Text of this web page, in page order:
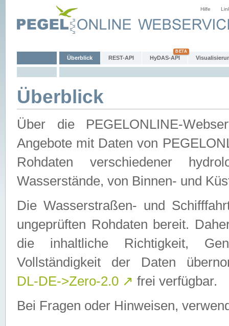
Hilfe
Überblick REST-API HyDAS-API
Überblick
Über die PEGELONLINE-
Angebote mit Daten von
Rohdaten verschiedener
Wasserstände, von Binnen- und
Die Wasserstraßen- und
ungeprüften Rohdaten bereit.
die inhaltliche Richtigkeit,
Vollständigkeit der Daten
DL-DE->Zero-2.0 ↗ frei verfügbar.
Bei Fragen oder Hinweisen,